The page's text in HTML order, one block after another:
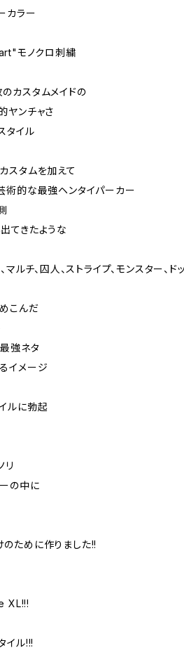
カラー
モノクロ刺繍
カスタムメイドの
ヤンチャさ
タイル
スタムを加えて
術的な最強ヘンタイパーカー
てきたような
マルチ、囚人、ストライプ、モンスター、ド
こんだ
強ネタ
イメージ
ルに勃起
リ
の中に
ために作りました!!
XL!!!
イル!!!